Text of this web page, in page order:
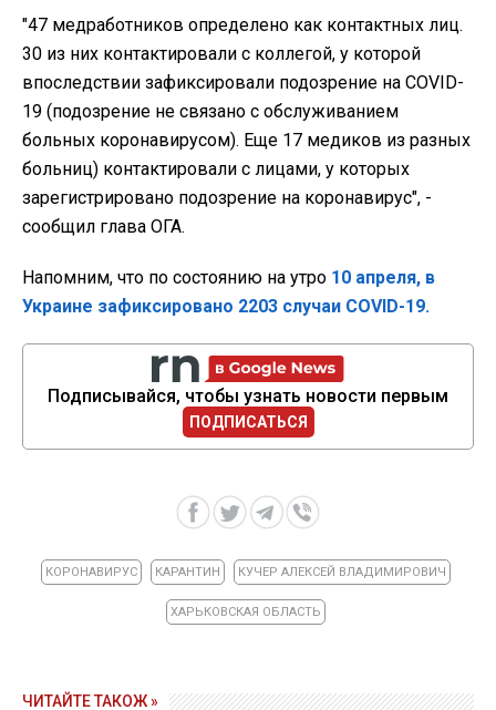
"47 медработников определено как контактных лиц.
30 из них контактировали с коллегой, у которой
впоследствии зафиксировали подозрение на COVID-
19 (подозрение не связано с обслуживанием
больных коронавирусом). Еще 17 медиков из разных
больниц) контактировали с лицами, у которых
зарегистрировано подозрение на коронавирус", -
сообщил глава ОГА.
Напомним, что по состоянию на утро 10 апреля, в
Украине зафиксировано 2203 случаи COVID-19.
Подписывайся, чтобы узнать новости первым
ПОДПИСАТЬСЯ
КОРОНАВИРУС КАРАНТИН КУЧЕР АЛЕКСЕЙ ВЛАДИМИРОВИЧ
ХАРЬКОВСКАЯ ОБЛАСТЬ
ЧИТАЙТЕ ТАКОЖ »